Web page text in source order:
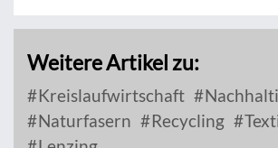
Weitere Artikel zu:
Kreislaufwirtschaft
Naturfasern
Recycling